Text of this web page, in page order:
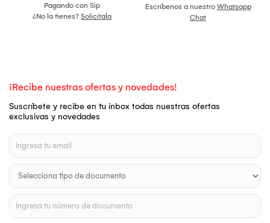
Pagando con Sip
¿No la tienes? Solicítala
Escríbenos a nuestro Whatsapp
Chat
¡Recibe nuestras ofertas y novedades!
Suscríbete y recibe en tu inbox todas nuestras ofertas
exclusivas y novedades